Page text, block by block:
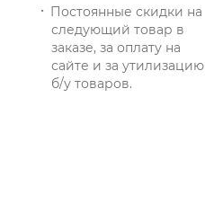
Постоянные скидки на
следующий товар в
заказе, за оплату на
сайте и за утилизацию
б/у товаров.